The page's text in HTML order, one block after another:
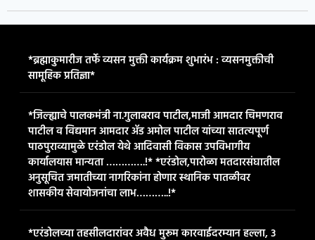
*ब्रह्माकुमारीज तर्फे व्यसन मुक्ती कार्यक्रम शुभारंभ : व्यसनमुक्तीची
सामूहिक प्रतिज्ञा*
*जिल्ह्याचे पालकमंत्री ना.गुलाबराव पाटील,माजी आमदार चिमणराव
पाटील व विद्यमान आमदार ॲड अमोल पाटील यांच्या सातत्यपूर्ण
पाठपुराव्यामुळे एरंडोल येथे आदिवासी विकास उपविभागीय
कार्यालयास मान्यता ………….!* *एरंडोल,पारोळा मतदारसंघातील
अनुसूचित जमातीच्या नागरिकांना होणार स्थानिक पातळीवर
शासकीय सेवायोजनांचा लाभ………..!*